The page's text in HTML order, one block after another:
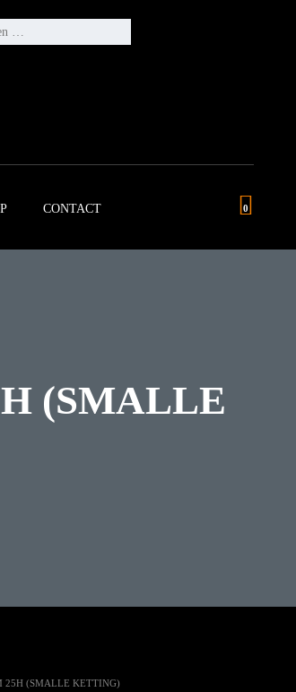
0
CONTACT
(SMALLE
25H (SMALLE KETTING)